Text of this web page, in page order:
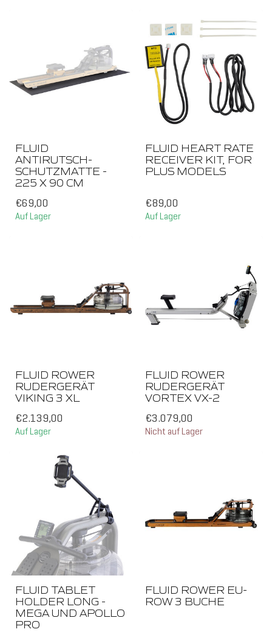
FLUID
ANTIRUTSCH-
SCHUTZMATTE -
225 X 90 CM
€69,00
Auf Lager
FLUID HEART RATE
RECEIVER KIT, FOR
PLUS MODELS
€89,00
Auf Lager
FLUID ROWER
RUDERGERÄT
VIKING 3 XL
€2.139,00
Auf Lager
FLUID ROWER
RUDERGERÄT
VORTEX VX-2
€3.079,00
Nicht auf Lager
FLUID TABLET
HOLDER LONG -
MEGA UND APOLLO
PRO
FLUID ROWER EU-
ROW 3 BUCHE